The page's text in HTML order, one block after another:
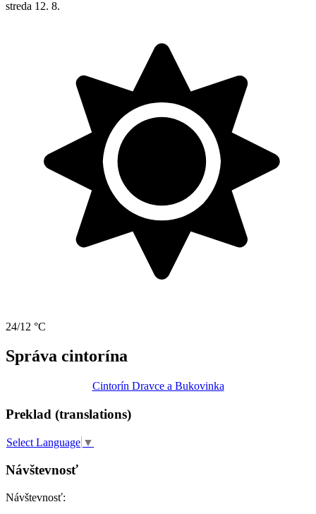
streda 12. 8.
24/12 °C
Správa cintorína
Cintorín Dravce a Bukovinka
Preklad (translations)
Select Language ▼
Návštevnosť
Návštevnosť: